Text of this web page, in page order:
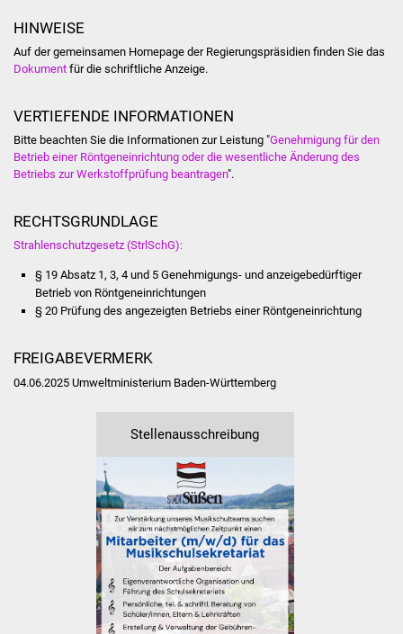
Gesundheit und Notfall
Pflege von Angehörigen
Hitzewarnung / UV-
Bürgerbus (MOBS)
Ostermarkt
Einrichtungen
Hallenbad
Stadtbücherei
HINWEISE
Auf der gemeinsamen Homepage der Regierungspräsidien finden Sie das
Dokument für die schriftliche Anzeige.
VERTIEFENDE INFORMATIONEN
Bitte beachten Sie die Informationen zur Leistung "Genehmigung für den
Betrieb einer Röntgeneinrichtung oder die wesentliche Änderung des
Betriebs zur Werkstoffprüfung beantragen".
RECHTSGRUNDLAGE
Strahlenschutzgesetz (StrlSchG):
§ 19 Absatz 1, 3, 4 und 5 Genehmigungs- und anzeigebedürftiger
Betrieb von Röntgeneinrichtungen
§ 20 Prüfung des angezeigten Betriebs einer Röntgeneinrichtung
FREIGABEVERMERK
04.06.2025 Umweltministerium Baden-Württemberg
Stellenausschreibung